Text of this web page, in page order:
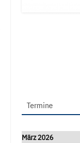
Termine
März 2026